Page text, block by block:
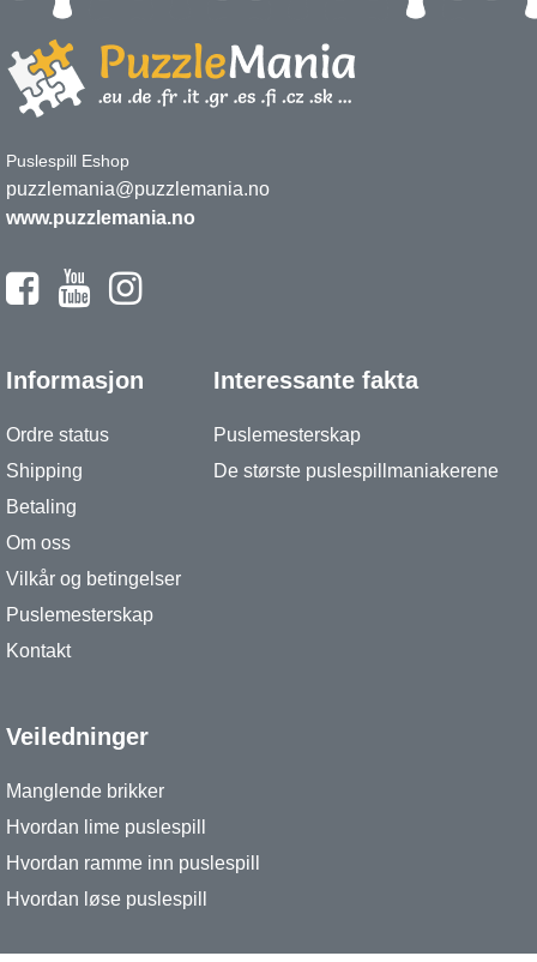
Puslespill Eshop
puzzlemania@puzzlemania.no
www.puzzlemania.no
Informasjon
Ordre status
Shipping
Betaling
Om oss
Vilkår og betingelser
Puslemesterskap
Kontakt
Interessante fakta
Puslemesterskap
De største puslespillmaniakerene
Veiledninger
Manglende brikker
Hvordan lime puslespill
Hvordan ramme inn puslespill
Hvordan løse puslespill